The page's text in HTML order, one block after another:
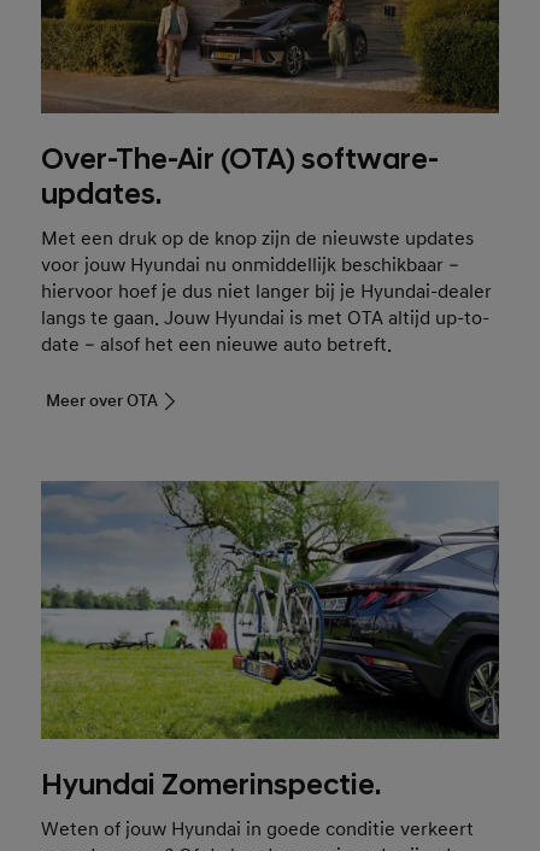
Over-The-Air (OTA) software-
updates.
Met een druk op de knop zijn de nieuwste updates
voor jouw Hyundai nu onmiddellijk beschikbaar –
hiervoor hoef je dus niet langer bij je Hyundai-dealer
langs te gaan. Jouw Hyundai is met OTA altijd up-to-
date – alsof het een nieuwe auto betreft.
Meer over OTA
Hyundai Zomerinspectie.
Weten of jouw Hyundai in goede conditie verkeert